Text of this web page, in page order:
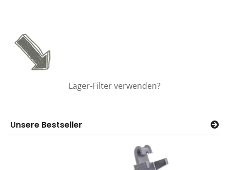
Lager-Filter verwenden?
Unsere Bestseller